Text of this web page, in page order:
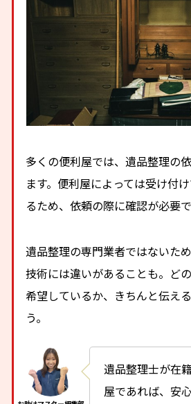
多くの便利屋では、遺品整理の
ます。便利屋によっては受け付
るため、依頼の際に確認が必要で
遺品整理の専門業者ではないた
技術には違いがあることも。ど
希望しているか、きちんと伝え
う。
遺品整理士が在
屋であれば、安